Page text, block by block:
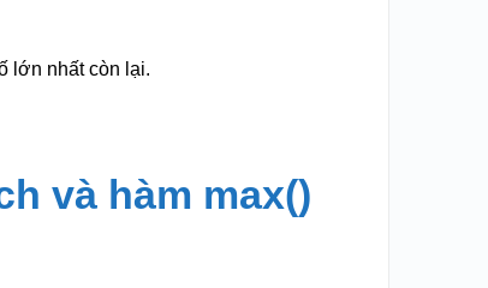
lớn nhất còn lại.
và hàm max()